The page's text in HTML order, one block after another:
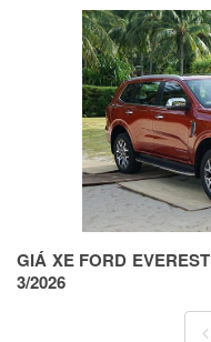
GIÁ XE FORD
3/2026